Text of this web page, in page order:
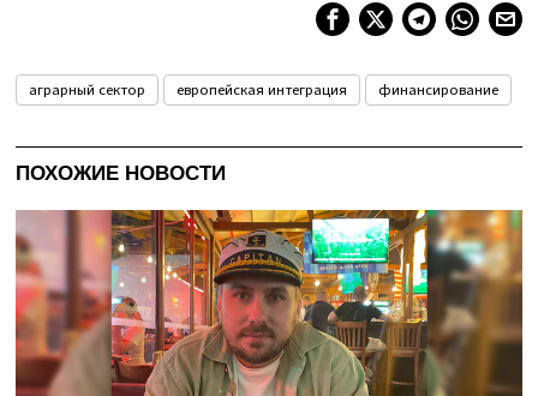
аграрный сектор европейская интеграция финансирование
ПОХОЖИЕ НОВОСТИ